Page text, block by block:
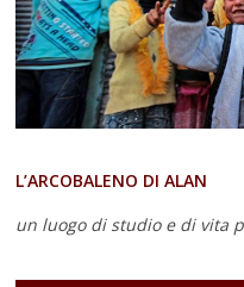
L’ARCOBALENO DI ALAN
un luogo di studio e di vita